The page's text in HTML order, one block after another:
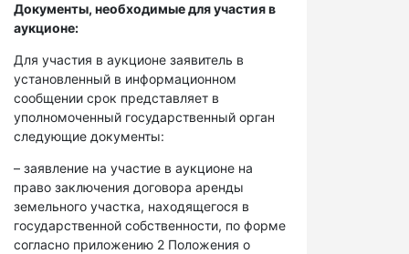
Документы, необходимые для участия в
аукционе:
Для участия в аукционе заявитель в
установленный в информационном
сообщении срок представляет в
уполномоченный государственный орган
следующие документы:
– заявление на участие в аукционе на
право заключения договора аренды
земельного участка, находящегося в
государственной собственности, по форме
согласно приложению 2 Положения о